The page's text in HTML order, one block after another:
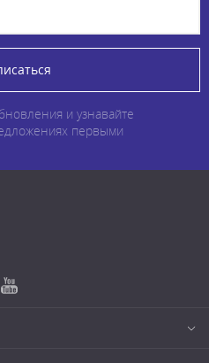
и узнавайте
первыми